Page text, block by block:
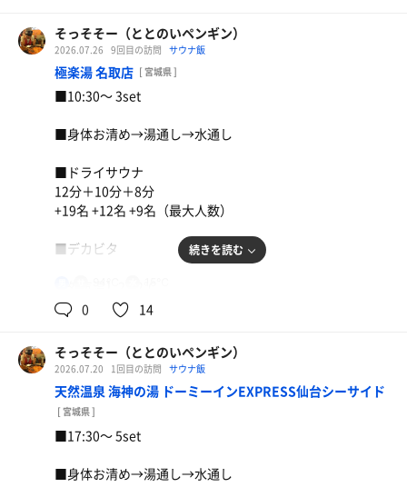
うな牛得盛、チョレギサラダ冷汁セット
麦茶
【外気温】21.0℃
【 風 】微風
久しぶりのサウナキュア。
雨と低温で整い促進。
バッチリ整ったー！
そっそそー（ととのいペンギン）
2026.07.26 9回目の訪問 サウナ飯
極楽湯 名取店 [ 宮城県 ]
■10:30〜 3set
■身体お清め→湯通し→水通し
■ドライサウナ
12分＋10分＋8分
+19名 +12名 +9名（最大人数）
■デカビタ
【整い度】☆☆☆⭐︎（3.5/5.0）
【一言】
朝ウナ3set。
夏とは思えない気温と雨で整い促進。
バッチリ整ったー！
続きを読む
0 14
そっそそー（ととのいペンギン）
2026.07.20 1回目の訪問 サウナ飯
天然温泉 海神の湯 ドーミーインEXPRESS仙台シーサイド
[ 宮城県 ]
■17:30〜 5set
■身体お清め→湯通し→水通し